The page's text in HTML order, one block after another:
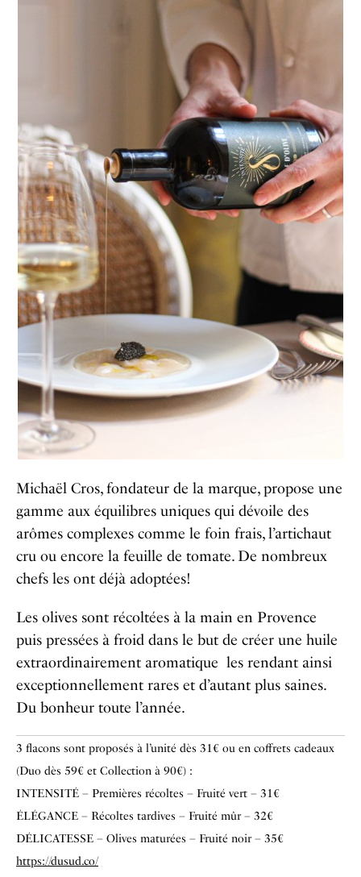
Michaël Cros, fondateur de la marque, propose une
gamme aux équilibres uniques qui dévoile des
arômes complexes comme le foin frais, l’artichaut
cru ou encore la feuille de tomate. De nombreux
chefs les ont déjà adoptées!
Les olives sont récoltées à la main en Provence
puis pressées à froid dans le but de créer une huile
extraordinairement aromatique les rendant ainsi
exceptionnellement rares et d’autant plus saines.
Du bonheur toute l’année.
3 flacons sont proposés à l’unité dès 31€ ou en coffrets cadeaux
(Duo dès 59€ et Collection à 90€) :
INTENSITÉ – Premières récoltes – Fruité vert – 31€
ÉLÉGANCE – Récoltes tardives – Fruité mûr – 32€
DÉLICATESSE – Olives maturées – Fruité noir – 35€
https://dusud.co/